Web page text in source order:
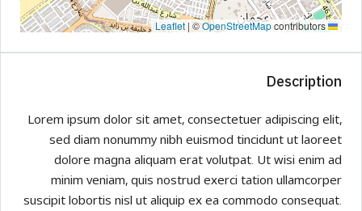
| ©OpenStreetMapcontributors
Description
Lorem ipsum dolor sit amet, consectetuer adipiscing elit,
sed diam nonummy nibh euismod tincidunt ut laoreet
dolore magna aliquam erat volutpat. Ut wisi enim ad
minim veniam, quis nostrud exerci tation ullamcorper
suscipit lobortis nisl ut aliquip ex ea commodo consequat.